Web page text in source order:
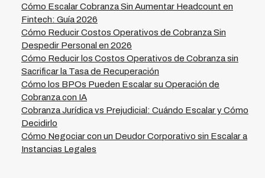
cada país. La IA se adapta automáticamente a idiomas,
regulaciones locales y comportamientos de pago
regionales, lo que significa que puedes expandir tu
cobertura geográfica sin crear nuevas unidades
operativas. Esto es especialmente poderoso para
financieras multinacionales que buscan optimizar su
footprint regional.
Cómo Escalar Cobranza Sin Aumentar Headcount en
Fintech: Guía 2026
Cómo Reducir Costos Operativos de Cobranza Sin
Despedir Personal en 2026
Cómo Reducir los Costos Operativos de Cobranza sin
Sacrificar la Tasa de Recuperación
Cómo los BPOs Pueden Escalar su Operación de
Cobranza con IA
Cobranza Jurídica vs Prejudicial: Cuándo Escalar y Cómo
Decidirlo
Cómo Negociar con un Deudor Corporativo sin Escalar a
Instancias Legales